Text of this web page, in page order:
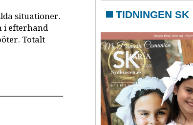
situationer.
i efterhand
Totalt
TIDNINGEN SK